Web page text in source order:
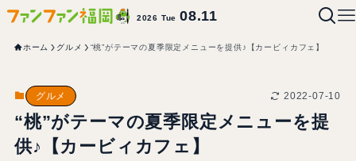
2026 Tue08.11
ホーム グルメ “桃”がテーマの夏季限定メニューを提供♪【カービィカフェ】
グルメ 2022-07-10
“桃”がテーマの夏季限定メニューを提
供♪【カービィカフェ】